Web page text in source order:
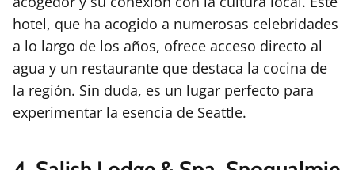
hotel, que ha acogido a numerosas celebridades
a lo largo de los años, ofrece acceso directo al
agua y un restaurante que destaca la cocina de
la región. Sin duda, es un lugar perfecto para
experimentar la esencia de Seattle.